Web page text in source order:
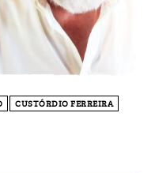
CUSTÓRDIO FERREIRA